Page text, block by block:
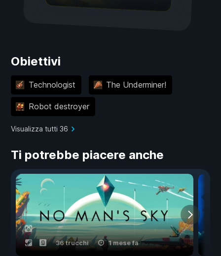
Obiettivi
Technologist The Underminer!
Robot destroyer
Visualizza tutti 36
Ti potrebbe piacere anche
36 trucchi 1 mese fa